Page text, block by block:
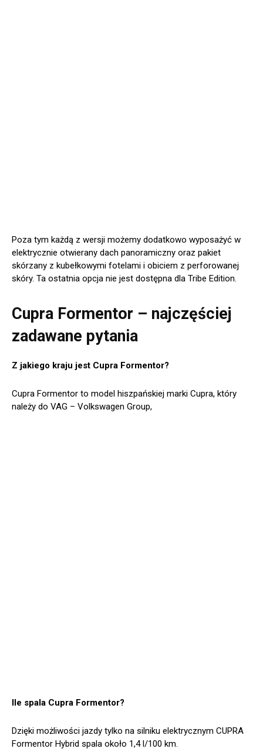
Poza tym każdą z wersji możemy dodatkowo wyposażyć w
elektrycznie otwierany dach panoramiczny oraz pakiet
skórzany z kubełkowymi fotelami i obiciem z perforowanej
skóry. Ta ostatnia opcja nie jest dostępna dla Tribe Edition.
Cupra Formentor – najczęściej
zadawane pytania
Z jakiego kraju jest Cupra Formentor?
Cupra Formentor to model hiszpańskiej marki Cupra, który
należy do VAG – Volkswagen Group,
Ile spala Cupra Formentor?
Dzięki możliwości jazdy tylko na silniku elektrycznym CUPRA
Formentor Hybrid spala około 1,4 l/100 km.